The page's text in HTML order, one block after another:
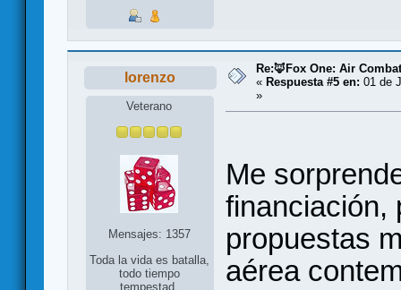
lorenzo
Veterano
Mensajes: 1357
Toda la vida es batalla,
todo tiempo
tempestad.
Re:🦊Fox One: Air
« Respuesta #5 en: 01 de
»
Me
financiación,
propuestas
aérea